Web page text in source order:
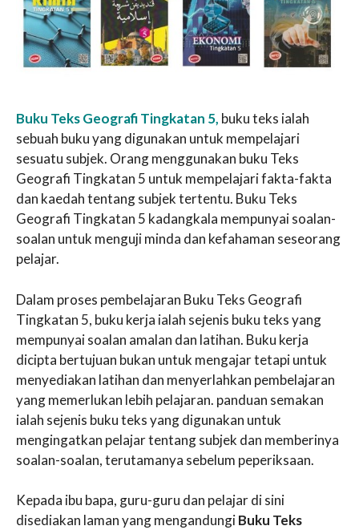
Buku Teks Geografi Tingkatan 5, buku teks ialah
sebuah buku yang digunakan untuk mempelajari
sesuatu subjek. Orang menggunakan buku Teks
Geografi Tingkatan 5 untuk mempelajari fakta-fakta
dan kaedah tentang subjek tertentu. Buku Teks
Geografi Tingkatan 5 kadangkala mempunyai soalan-
soalan untuk menguji minda dan kefahaman seseorang
pelajar.
Dalam proses pembelajaran Buku Teks Geografi
Tingkatan 5, buku kerja ialah sejenis buku teks yang
mempunyai soalan amalan dan latihan. Buku kerja
dicipta bertujuan bukan untuk mengajar tetapi untuk
menyediakan latihan dan menyerlahkan pembelajaran
yang memerlukan lebih pelajaran. panduan semakan
ialah sejenis buku teks yang digunakan untuk
mengingatkan pelajar tentang subjek dan memberinya
soalan-soalan, terutamanya sebelum peperiksaan.
Kepada ibu bapa, guru-guru dan pelajar di sini
disediakan laman yang mengandungiBuku Teks